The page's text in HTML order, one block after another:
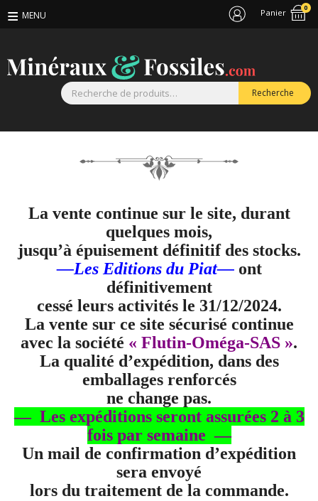
Panier 0
Recherche
La vente continue sur le site, durant
quelques mois,
jusqu’à épuisement définitif des stocks.
—Les Editions du Piat—ont
définitivement
cessé leurs activités le 31/12/2024.
La vente sur ce site sécurisé continue
avec la société « Flutin-Oméga-SAS ».
La qualité d’expédition, dans des
emballages renforcés
ne change pas.
— Les expéditions seront assurées 2 à 3
fois par semaine —
Un mail de confirmation d’expédition
sera envoyé
lors du traitement de la commande.